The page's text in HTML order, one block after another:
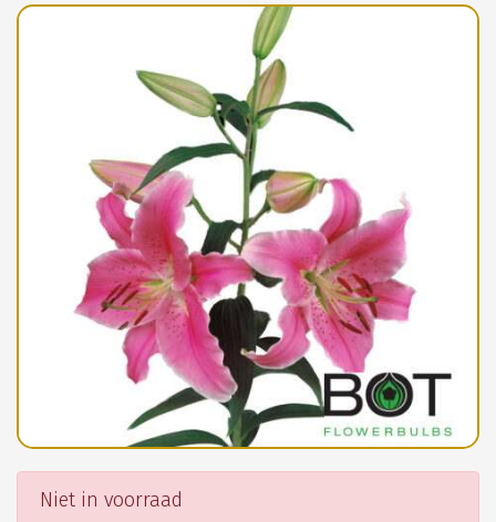
Niet in voorraad